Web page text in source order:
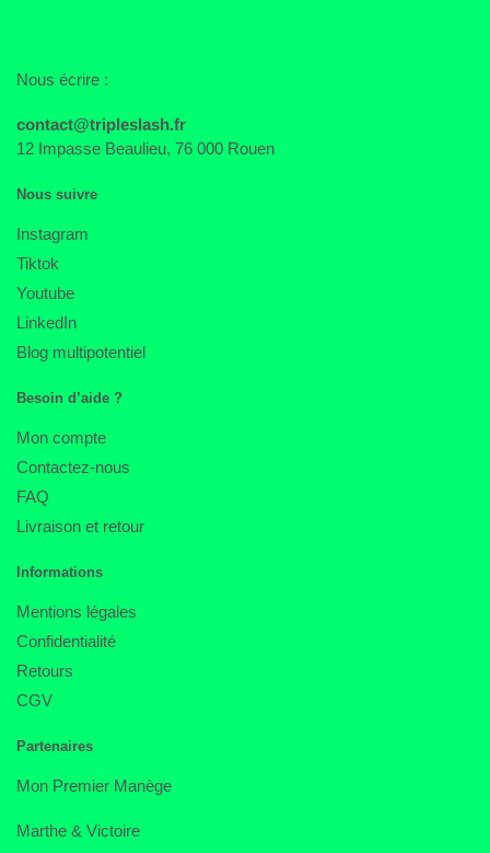
Nous écrire :
contact@tripleslash.fr
12 Impasse Beaulieu, 76 000 Rouen
Nous suivre
Instagram
Tiktok
Youtube
LinkedIn
Blog multipotentiel
Besoin d’aide ?
Mon compte
Contactez-nous
FAQ
Livraison et retour
Informations
Mentions légales
Confidentialité
Retours
CGV
Partenaires
Mon Premier Manège
Marthe & Victoire